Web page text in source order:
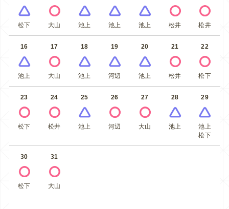
松下 大山 池上 池上 池上 松井 松井
16
池上
17
大山
18
池上
19
河辺
20
池上
21
松井
22
松下
23
松下
24
松井
25
池上
26
河辺
27
大山
28
池上
29
池上
松下
30
松下
31
大山